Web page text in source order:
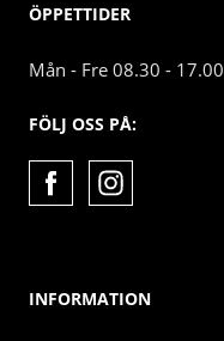
ÖPPETTIDER
Mån - Fre 08.30 - 17.00
FÖLJ OSS PÅ:
INFORMATION